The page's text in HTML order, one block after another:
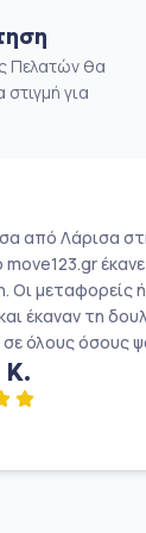
Πελατών θα
για
από Λάρισα
move123.gr
Οι μεταφορείς
και έκαναν τη
όλους όσους
Κ.